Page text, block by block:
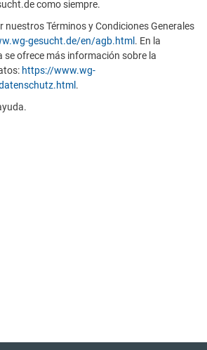
como siempre.
nuestros Términos y Condiciones Generales
gesucht.de/en/agb.html . En la
se ofrece más información sobre la
https://www.wg-
.